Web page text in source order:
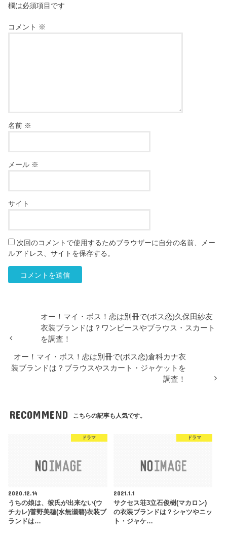
欄は必須項目です
コメント ※
名前 ※
メール ※
サイト
次回のコメントで使用するためブラウザーに自分の名前、メー
ルアドレス、サイトを保存する。
オー！マイ・ボス！恋は別冊で(ボス恋)久保田紗友
衣装ブランドは？ワンピースやブラウス・スカート
を調査！
オー！マイ・ボス！恋は別冊で(ボス恋)倉科カナ衣
装ブランドは？ブラウスやスカート・ジャケットを
調査！
RECOMMEND こちらの記事も人気です。
ドラマ
2020.12.14
うちの娘は、彼氏が出来ない(ウ
チカレ)菅野美穂(水無瀬碧)衣装ブ
ランドは…
ドラマ
2021.1.1
サクセス荘3立石俊樹(マカロン)
の衣装ブランドは？シャツやニッ
ト・ジャケ…